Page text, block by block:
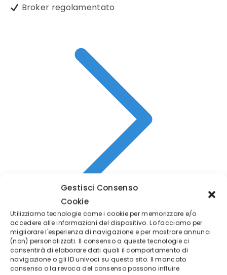
Gestisci Consenso
Cookie
Utilizziamo tecnologie come i cookie per memorizzare e/o
accedere alle informazioni del dispositivo. Lo facciamo per
migliorare l'esperienza di navigazione e per mostrare annunci
(non) personalizzati. Il consenso a queste tecnologie ci
consentirà di elaborare dati quali il comportamento di
navigazione o gli ID univoci su questo sito. Il mancato
consenso o la revoca del consenso possono influire
Broker regolamentato
Conto di pratica